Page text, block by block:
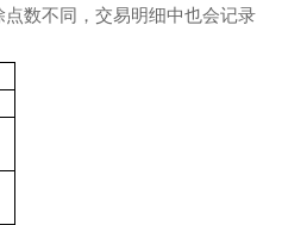
数不同，交易明细中也会记录